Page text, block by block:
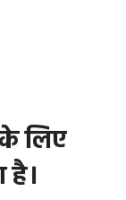
लिए
है।